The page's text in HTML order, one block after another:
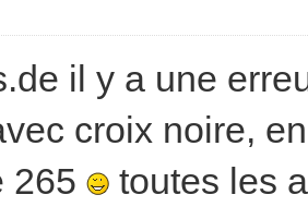
il y a une
croix noire,
265
toutes les